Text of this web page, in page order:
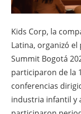
Kids Corp, la
Latina, organizó el
Summit Bogotá
participaron de la
conferencias
industria infantil y